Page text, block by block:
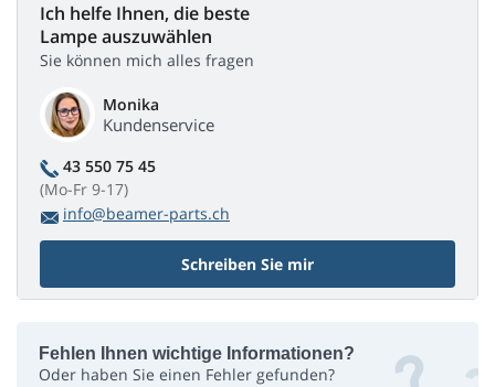
Ich helfe Ihnen, die beste
Lampe auszuwählen
Sie können mich alles fragen
Monika
Kundenservice
43 550 75 45
(Mo-Fr 9-17)
info@beamer-parts.ch
Schreiben Sie mir
Fehlen Ihnen wichtige Informationen?
Oder haben Sie einen Fehler gefunden?